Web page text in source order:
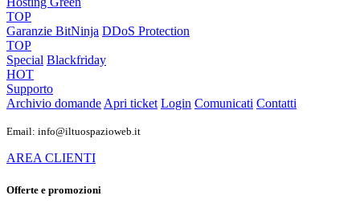
TOP
Garanzie BitNinja DDoS Protection
TOP
Special Blackfriday
HOT
Supporto
Archivio domandeApri ticket Login Comunicati Contatti
Email: info@iltuospazioweb.it
AREA CLIENTI
Offerte e promozioni